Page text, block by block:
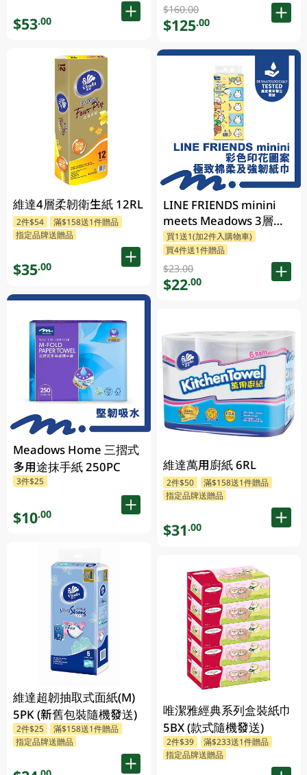
$53.00
維達4層柔韌衛生紙 12RL
2件$54
滿$158送1件贈品
指定品牌送贈品
$35.00
Meadows Home 三摺式
多用途抹手紙 250PC
3件$25
$10.00
維達超韌抽取式面紙(M)
5PK (新舊包裝隨機發送)
2件$25
滿$158送1件贈品
指定品牌送贈品
250PC
$160.00
$125.00
LINE FRIENDS minini
meets Meadows 3層印
花細碼袋裝面紙 110張 x
5包 (包裝隨機發送)
買1送1(加2件入購物車)
買4件送1件贈品
$23.00
$22.00
維達萬用廚紙 6RL
2件$50
滿$158送1件贈品
指定品牌送贈品
$31.00
唯潔雅經典系列盒裝紙巾
5BX (款式隨機發送)
2件$39
滿$233送1件贈品
指定品牌送贈品